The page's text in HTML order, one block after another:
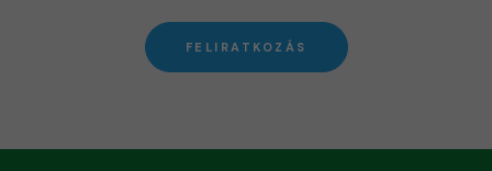
FELIRATKOZÁS